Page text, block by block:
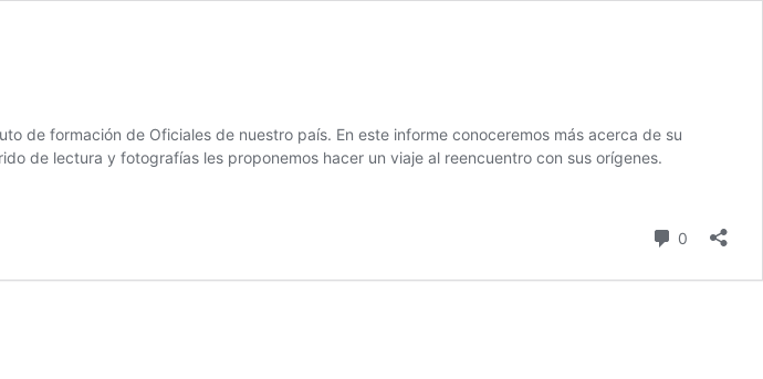
de formación de Oficiales de nuestro país. En este informe conoceremos más acerca de su
de lectura y fotografías les proponemos hacer un viaje al reencuentro con sus orígenes.
0